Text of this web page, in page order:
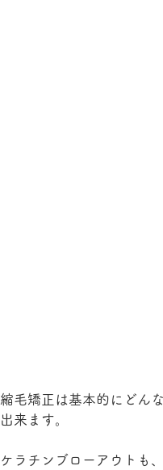
縮毛矯正は基本的にどん
出来ます。
ケラチンブローアウトも